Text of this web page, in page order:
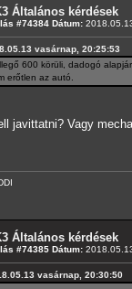
Általános kérdések
#74384 Dátum:
vasárnap, 20:25:53
600 körüli, dadogó
erőtlen az autó.
javittatni? Vagy
Általános kérdések
#74385 Dátum:
vasárnap, 20:30:50